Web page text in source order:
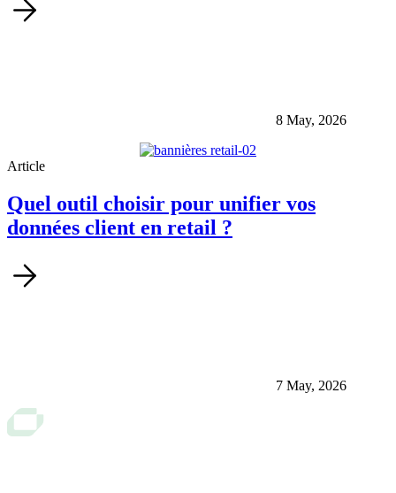
8 May, 2026
Article
Quel outil choisir pour unifier vos
données client en retail ?
7 May, 2026